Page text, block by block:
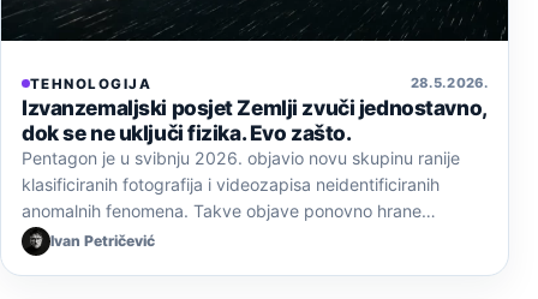
TEHNOLOGIJA 28. 5. 2026.
Izvanzemaljski posjet Zemlji zvuči jednostavno,
dok se ne uključi fizika. Evo zašto.
Pentagon je u svibnju 2026. objavio novu skupinu ranije
klasificiranih fotografija i videozapisa neidentificiranih
anomalnih fenomena. Takve objave ponovno hrane…
Ivan Petričević